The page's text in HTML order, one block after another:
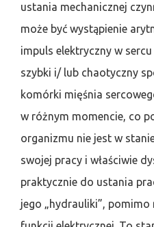
ustania mechanicznej
może być wystąpienie
impuls elektryczny w
szybki i/ lub chaotyczny
komórki mięśnia
w różnym momencie, co
organizmu nie jest w
swojej pracy i właściwie
praktycznie do ustania
jego „hydrauliki”, pomimo